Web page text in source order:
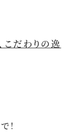
こだわりの逸
！